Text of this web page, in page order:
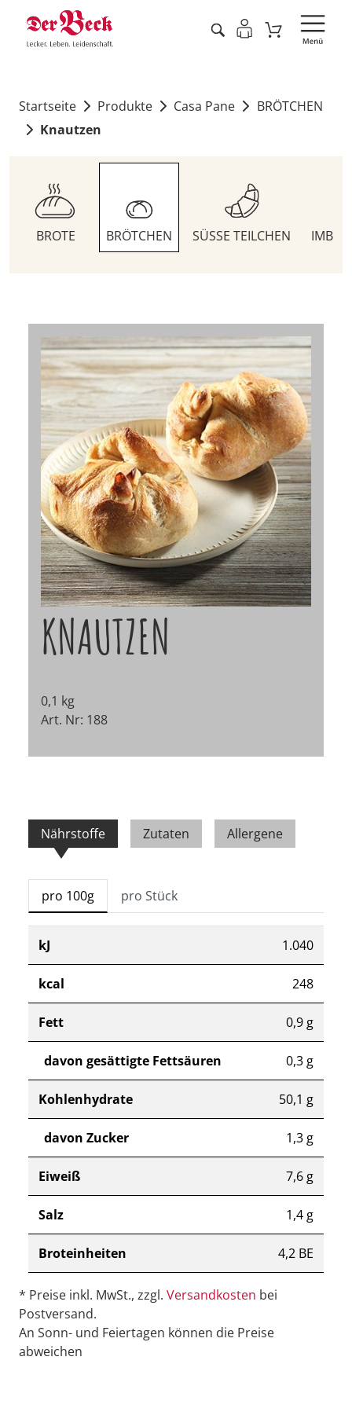
Startseite Produkte Casa Pane
BRÖTCHEN
Knautzen
BROTE BRÖTCHEN SÜSSE TEILCHEN
KNAUTZEN
0,1 kg
Art. Nr: 188
Nährstoffe Zutaten Allergene
pro 100g pro Stück
kJ 1.040
kcal 248
Fett 0,9 g
davon gesättigte Fettsäuren 0,3 g
Kohlenhydrate 50,1 g
davon Zucker 1,3 g
Eiweiß 7,6 g
Salz 1,4 g
Broteinheiten 4,2 BE
* Preise inkl. MwSt., zzgl. Versandkosten bei
Postversand.
An Sonn- und Feiertagen können die Preise
abweichen